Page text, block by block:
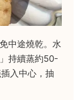
中途燒乾。水
持續蒸約50-
入中心，抽